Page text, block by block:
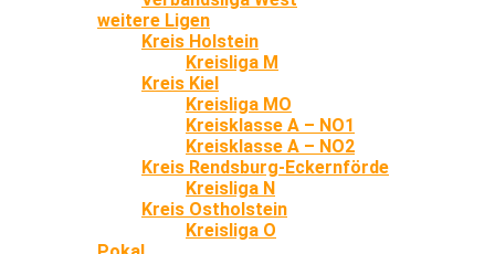
weitere Ligen
Kreis Holstein
Kreisliga M
Kreis Kiel
Kreisliga MO
Kreisklasse A – NO1
Kreisklasse A – NO2
Kreis Rendsburg-Eckernförde
Kreisliga N
Kreis Ostholstein
Kreisliga O